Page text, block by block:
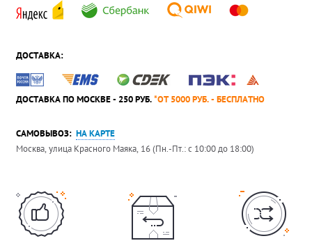
ДОСТАВКА:
ДОСТАВКА ПО МОСКВЕ - 250 РУБ.*ОТ 5000 РУБ. - БЕСПЛАТНО
САМОВЫВОЗ: НА КАРТЕ
Москва, улица Красного Маяка, 16 (Пн.-Пт.: с 10:00 до 18:00)